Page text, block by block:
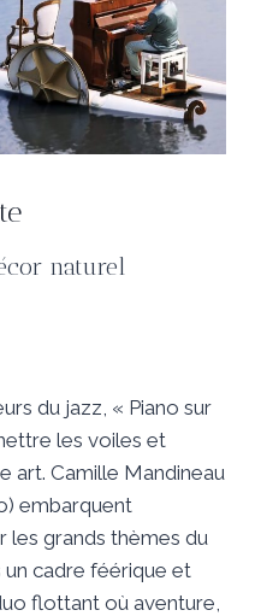
naturel
du jazz, « Piano sur
les voiles et
art. Camille Mandineau
embarquent
grands thèmes du
un cadre féérique et
flottant où aventure,